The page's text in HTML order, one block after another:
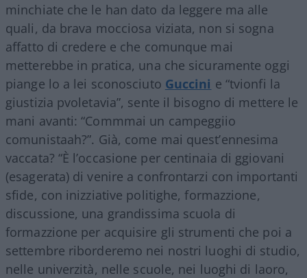
minchiate che le han dato da leggere ma alle
quali, da brava mocciosa viziata, non si sogna
affatto di credere e che comunque mai
metterebbe in pratica, una che sicuramente oggi
piange lo a lei sconosciuto Guccini e “tvionfi la
giustizia pvoletavia”, sente il bisogno di mettere le
mani avanti: “Commmai un campeggiio
comunistaah?”. Già, come mai quest’ennesima
vaccata? “È l’occasione per centinaia di ggiovani
(esagerata) di venire a confrontarzi con importanti
sfide, con inizziative politighe, formazzione,
discussione, una grandissima scuola di
formazzione per acquisire gli strumenti che poi a
settembre riborderemo nei nostri luoghi di studio,
nelle univerzità, nelle scuole, nei luoghi di laoro,